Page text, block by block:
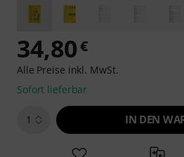
34,80€
Alle Preise inkl. MwSt.
Sofort lieferbar
1 IN DEN